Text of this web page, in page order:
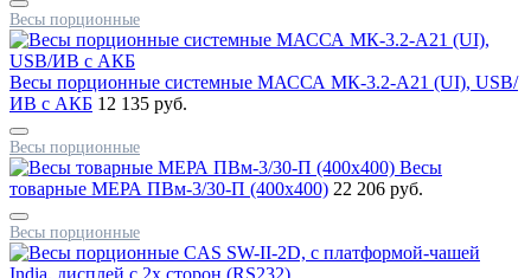
Весы порционные
Весы порционные системные МАССА МК-3.2-А21 (UI), USB/
ИВ с АКБ 12 135 руб.
Весы порционные
Весы
товарные МЕРА ПВм-3/30-П (400х400) 22 206 руб.
Весы порционные